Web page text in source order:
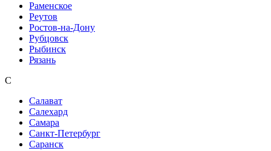
Раменское
Реутов
Ростов-на-Дону
Рубцовск
Рыбинск
Рязань
С
Салават
Салехард
Самара
Санкт-Петербург
Саранск